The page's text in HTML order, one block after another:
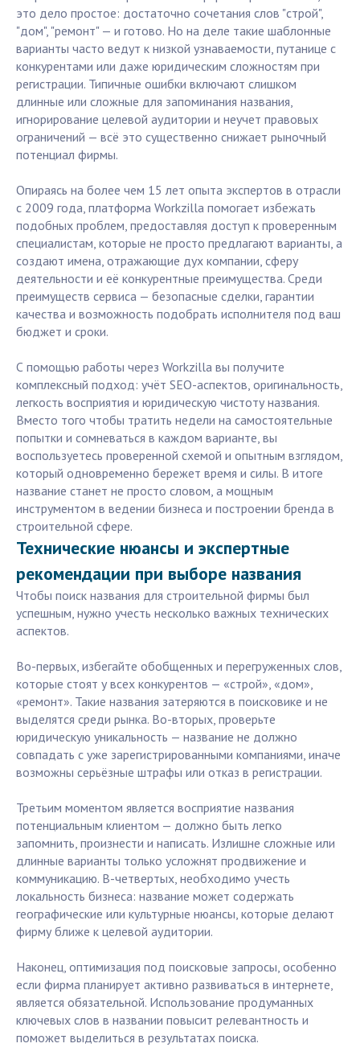
это дело простое: достаточно сочетания слов "строй",
"дом", "ремонт" — и готово. Но на деле такие шаблонные
варианты часто ведут к низкой узнаваемости, путанице с
конкурентами или даже юридическим сложностям при
регистрации. Типичные ошибки включают слишком
длинные или сложные для запоминания названия,
игнорирование целевой аудитории и неучет правовых
ограничений — всё это существенно снижает рыночный
потенциал фирмы.
Опираясь на более чем 15 лет опыта экспертов в отрасли
с 2009 года, платформа Workzilla помогает избежать
подобных проблем, предоставляя доступ к проверенным
специалистам, которые не просто предлагают варианты, а
создают имена, отражающие дух компании, сферу
деятельности и её конкурентные преимущества. Среди
преимуществ сервиса — безопасные сделки, гарантии
качества и возможность подобрать исполнителя под ваш
бюджет и сроки.
С помощью работы через Workzilla вы получите
комплексный подход: учёт SEO-аспектов, оригинальность,
легкость восприятия и юридическую чистоту названия.
Вместо того чтобы тратить недели на самостоятельные
попытки и сомневаться в каждом варианте, вы
воспользуетесь проверенной схемой и опытным взглядом,
который одновременно бережет время и силы. В итоге
название станет не просто словом, а мощным
инструментом в ведении бизнеса и построении бренда в
строительной сфере.
Технические нюансы и экспертные
рекомендации при выборе названия
Чтобы поиск названия для строительной фирмы был
успешным, нужно учесть несколько важных технических
аспектов.
Во-первых, избегайте обобщенных и перегруженных слов,
которые стоят у всех конкурентов — «строй», «дом»,
«ремонт». Такие названия затеряются в поисковике и не
выделятся среди рынка. Во-вторых, проверьте
юридическую уникальность — название не должно
совпадать с уже зарегистрированными компаниями, иначе
возможны серьёзные штрафы или отказ в регистрации.
Третьим моментом является восприятие названия
потенциальным клиентом — должно быть легко
запомнить, произнести и написать. Излишне сложные или
длинные варианты только усложнят продвижение и
коммуникацию. В-четвертых, необходимо учесть
локальность бизнеса: название может содержать
географические или культурные нюансы, которые делают
фирму ближе к целевой аудитории.
Наконец, оптимизация под поисковые запросы, особенно
если фирма планирует активно развиваться в интернете,
является обязательной. Использование продуманных
ключевых слов в названии повысит релевантность и
поможет выделиться в результатах поиска.